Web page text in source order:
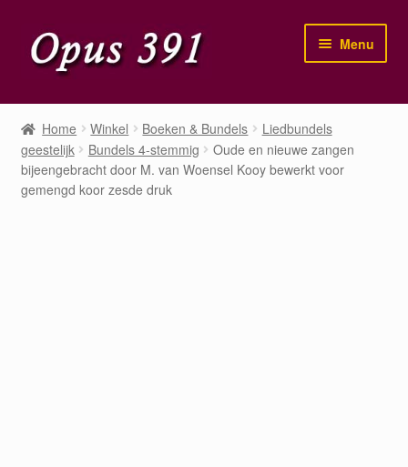
Ga
door
navigatie
Ga
naar
inhoud
Menu
Home
Winkel
Mijn account
Home Winkel Boeken & Bundels
Liedbundels
geestelijk
Bundels 4-stemmig
Oude en nieuwe zangen
bijeengebracht door M. van Woensel Kooy bewerkt voor
gemengd koor zesde druk